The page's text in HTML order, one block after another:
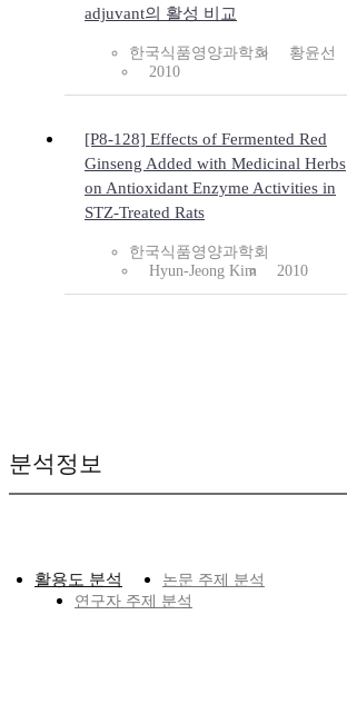
adjuvant의 활성 비교
한국식품영양과학회
황윤선
2010
[P8-128] Effects of Fermented Red
Ginseng Added with Medicinal Herbs
on Antioxidant Enzyme Activities in
STZ-Treated Rats
한국식품영양과학회
Hyun-Jeong Kim
2010
분석정보
활용도 분석
논문 주제 분석
연구자 주제 분석